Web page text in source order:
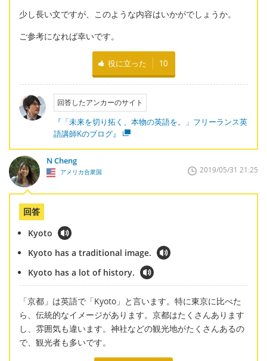
少し長い文ですが、このような内容はいかがでしょうか。
ご参考になれば幸いです。
役に立った 10
回答したアンカーのサイト
『「未来を切り拓く、本物の英語を。」フリーランス英
語講師Kのブログ』
N Cheng
アメリカ合衆国 2019/05/31 21:25
回答
Kyoto
Kyoto has a traditional image.
Kyoto has a lot of history.
「京都」は英語で「Kyoto」と言います。特に東京に比べた
ら、伝統的なイメージがあります。京都はたくさんあります
し、雰囲気も違います。神社などの観光地がたくさんあるの
で、観光者も多いです。